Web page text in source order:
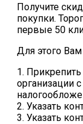
Получите
покупки.
первые 50
Для этого
1.
организации
2. Указать
3. Указать